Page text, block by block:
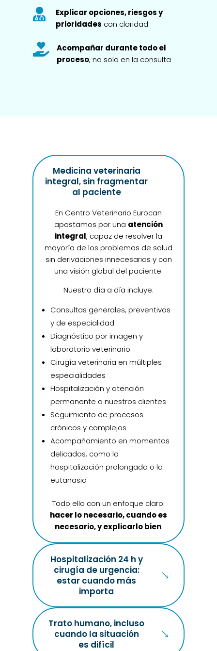

Explicar opciones, riesgos y
prioridades con claridad

Acompañar durante todo el
proceso, no solo en la consulta
Medicina veterinaria
integral, sin fragmentar
al paciente
En Centro Veterinario Eurocan
apostamos por una atención
integral, capaz de resolver la
mayoría de los problemas de salud
sin derivaciones innecesarias y con
una visión global del paciente.
Nuestro día a día incluye:
Consultas generales, preventivas
y de especialidad
Diagnóstico por imagen y
laboratorio veterinario
Cirugía veterinaria en múltiples
especialidades
Hospitalización y atención
permanente a nuestros clientes
Seguimiento de procesos
crónicos y complejos
Acompañamiento en momentos
delicados, como la
hospitalización prolongada o la
eutanasia
Todo ello con un enfoque claro:
hacer lo necesario, cuando es
necesario, y explicarlo bien.
Hospitalización 24 h y
cirugía de urgencia:
estar cuando más
importa
Trato humano, incluso
cuando la situación
es difícil